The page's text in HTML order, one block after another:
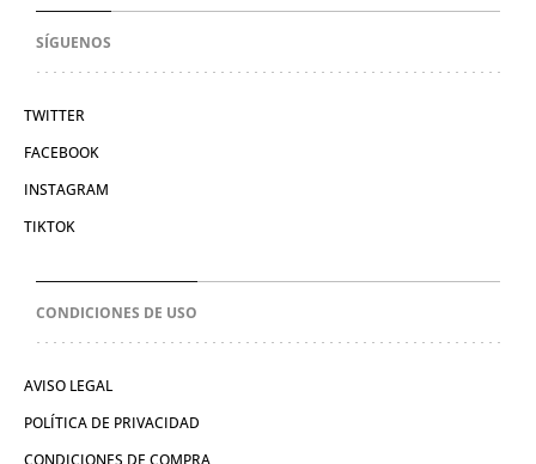
SÍGUENOS
TWITTER
FACEBOOK
INSTAGRAM
TIKTOK
CONDICIONES DE USO
AVISO LEGAL
POLÍTICA DE PRIVACIDAD
CONDICIONES DE COMPRA